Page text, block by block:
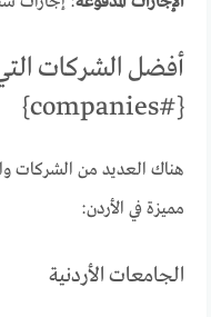
أفضل الشركات
{#companies}
هناك العديد من الشركات
مميزة في الأردن:
الجامعات الأردنية